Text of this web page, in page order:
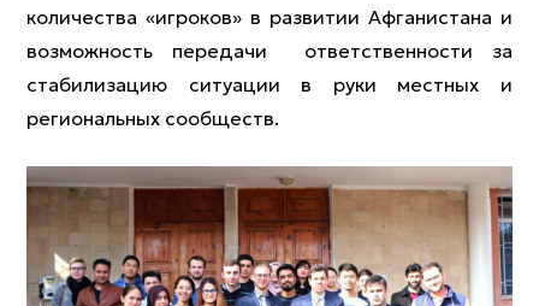
количества «игроков» в развитии Афганистана и
возможность передачи ответственности за
стабилизацию ситуации в руки местных и
региональных сообществ.